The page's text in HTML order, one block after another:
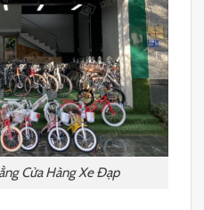
Cửa Hàng Xe Đạp